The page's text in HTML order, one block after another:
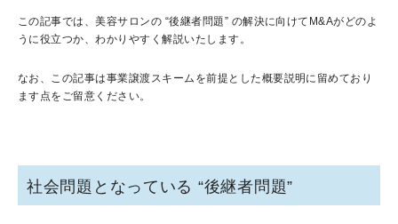
この記事では、美容サロンの “後継者問題” の解決に向けてM&Aがどのよ
うに役立つか、わかりやすく解説いたします。
なお、この記事は事業譲渡スキームを前提とした概要説明に留めており
ます点をご留意ください。
社会問題となっている “後継者問題”